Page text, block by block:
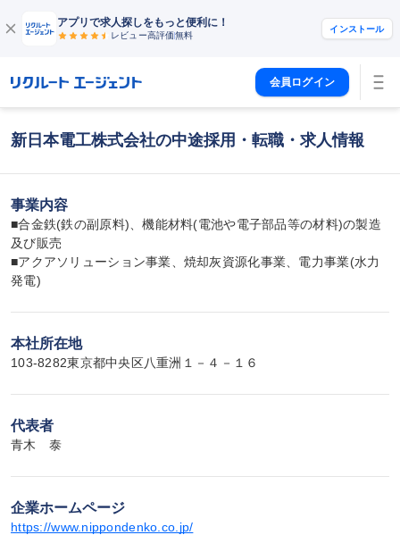
アプリで求人探しをもっと便利に！
レビュー高評価無料
インストール
会員ログイン
新日本電工株式会社の中途採用・転職・求人情報
事業内容
■合金鉄(鉄の副原料)、機能材料(電池や電子部品等の材料)の製造
及び販売
■アクアソリューション事業、焼却灰資源化事業、電力事業(水力
発電)
本社所在地
103-8282東京都中央区八重洲１－４－１６
代表者
青木　泰
企業ホームページ
https://www.nippondenko.co.jp/